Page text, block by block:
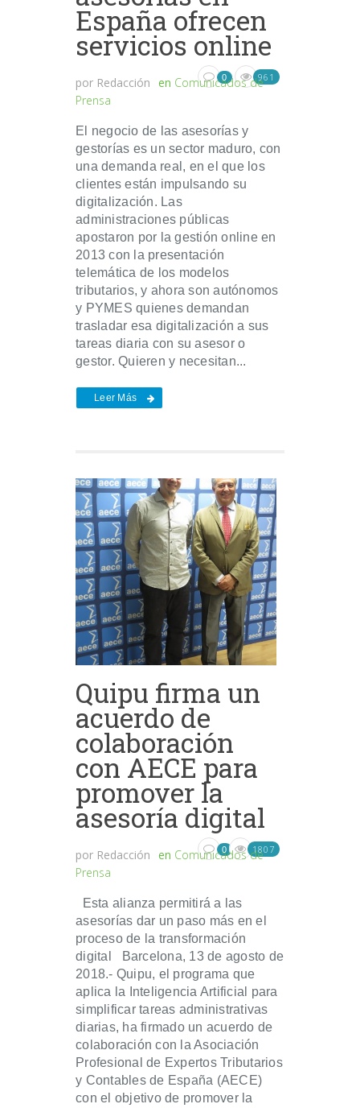
España ofrecen
servicios online
por Redacción en Comunicados de
Prensa
0 961
El negocio de las asesorías y
gestorías es un sector maduro, con
una demanda real, en el que los
clientes están impulsando su
digitalización. Las
administraciones públicas
apostaron por la gestión online en
2013 con la presentación
telemática de los modelos
tributarios, y ahora son autónomos
y PYMES quienes demandan
trasladar esa digitalización a sus
tareas diaria con su asesor o
gestor. Quieren y necesitan...
Leer Más
Quipu firma un
acuerdo de
colaboración
con AECE para
promover la
asesoría digital
por Redacción en Comunicados de
Prensa
0 1807
Esta alianza permitirá a las
asesorías dar un paso más en el
proceso de la transformación
digital Barcelona, 13 de agosto de
2018.- Quipu, el programa que
aplica la Inteligencia Artificial para
simplificar tareas administrativas
diarias, ha firmado un acuerdo de
colaboración con la Asociación
Profesional de Expertos Tributarios
y Contables de España (AECE)
con el objetivo de promover la